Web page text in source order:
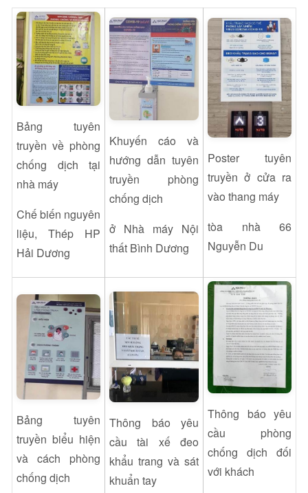
Bảng tuyên
truyền về phòng
chống dịch tại
nhà máy
Chế biến nguyên
liệu, Thép HP
Hải Dương
Khuyến cáo và
hướng dẫn tuyên
truyền phòng
chống dịch
ở Nhà máy Nội
thất Bình Dương
Poster tuyên
truyền ở cửa ra
vào thang máy
tòa nhà 66
Nguyễn Du
Bảng tuyên
truyền biểu hiện
và cách phòng
chống dịch
Thông báo yêu
cầu tài xế đeo
khẩu trang và sát
khuẩn tay
Thông báo yêu
cầu phòng
chống dịch đối
với khách